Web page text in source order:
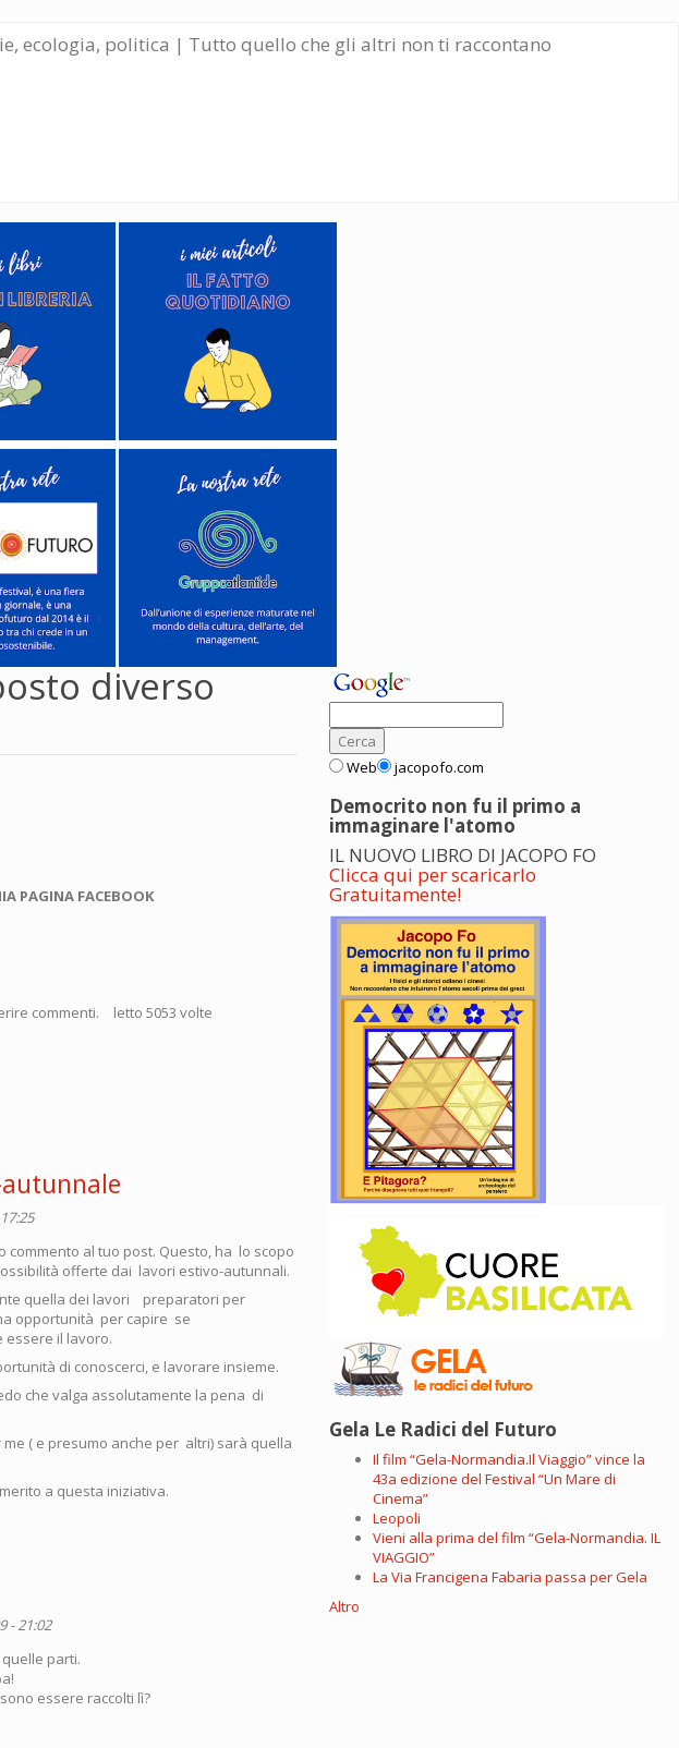
ecologia, politica | Tutto quello che gli altri non ti raccontano
diverso
PAGINA FACEBOOK
commenti. letto 5053 volte
commento al tuo post. Questo, ha lo scopo
offerte dai lavori estivo-autunnali.
quella dei lavori preparatori per
opportunità per capire se
essere il lavoro.
di conoscerci, e lavorare insieme.
che valga assolutamente la pena di
( e presumo anche per altri) sarà quella
a questa iniziativa.
- 21:02
parti.
essere raccolti lì?
Web jacopofo.com
Democrito non fu il primo a
immaginare l'atomo
IL NUOVO LIBRO DI JACOPO FO
Clicca qui per scaricarlo
Gratuitamente!
Gela Le Radici del Futuro
Il film “Gela-Normandia.Il Viaggio” vince la
43a edizione del Festival “Un Mare di
Cinema”
Leopoli
Vieni alla prima del film “Gela-Normandia. IL
VIAGGIO”
La Via Francigena Fabaria passa per Gela
Altro